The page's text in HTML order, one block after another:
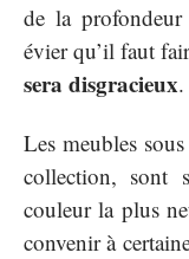
de la
évier qu’il faut
sera disgracieux.
Les meubles
collection, sont
couleur la plus
convenir à